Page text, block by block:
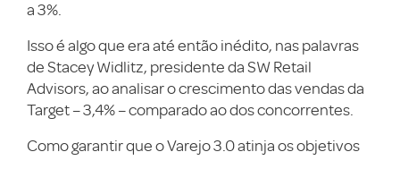
a 3%.
Isso é algo que era até então inédito, nas palavras
de Stacey Widlitz, presidente da SW Retail
Advisors, ao analisar o crescimento das vendas da
Target – 3,4% – comparado ao dos concorrentes.
Como garantir que o Varejo 3.0 atinja os objetivos